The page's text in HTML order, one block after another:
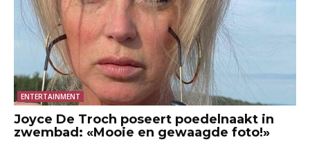
ENTERTAINMENT
Joyce De Troch poseert poedelnaakt in
zwembad: «Mooie en gewaagde foto!»